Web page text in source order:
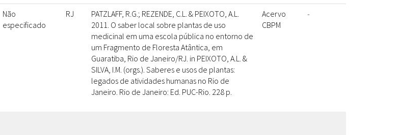
Não
especificado
RJ
PATZLAFF, R.G.; REZENDE, C.L. & PEIXOTO, A.L.
2011. O saber local sobre plantas de uso
medicinal em uma escola pública no entorno de
um Fragmento de Floresta Atântica, em
Guaratiba, Rio de Janeiro/RJ. in PEIXOTO, A.L. &
SILVA, I.M. (orgs.). Saberes e usos de plantas:
legados de atividades humanas no Rio de
Janeiro. Rio de Janeiro: Ed. PUC-Rio. 228 p.
Acervo
CBPM
-